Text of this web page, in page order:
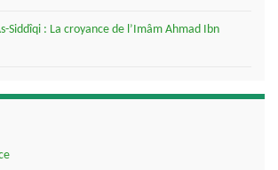
Siddîqi : La croyance de l’Imâm Ahmad Ibn